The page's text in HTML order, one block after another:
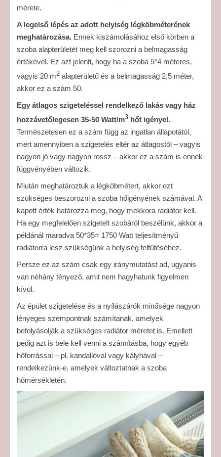
mérete.
A legelső lépés az adott helyiség légköbméterének
meghatározása. Ennek kiszámolásához első körben a
szoba alapterületét meg kell szorozni a belmagasság
értékével. Ez azt jelenti, hogy ha a szoba 5*4 méteres,
vagyis 20 m2 alapterületű és a belmagasság 2,5 méter,
akkor ez a szám 50.
Egy átlagos szigeteléssel rendelkező lakás vagy ház
hozzávetőlegesen 35-50 Watt/m3 hőt igényel.
Természetesen ez a szám függ az ingatlan állapotától,
mert amennyiben a szigetelés eltér az átlagostól – vagyis
nagyon jó vagy nagyon rossz – akkor ez a szám is ennek
függvényében változik.
Miután meghatároztuk a légköbmétert, akkor ezt
szükséges beszorozni a szoba hőigényének számával. A
kapott érték határozza meg, hogy mekkora radiátor kell.
Ha egy megfelelően szigetelt szobáról beszélünk, akkor a
példánál maradva 50*35= 1750 Watt teljesítményű
radiátorra lesz szükségünk a helyiség felfűtéséhez.
Persze ez az szám csak egy iránymutatást ad, ugyanis
van néhány tényező, amit nem hagyhatunk figyelmen
kívül.
Az épület szigetelése és a nyílászárók minősége nagyon
lényeges szempontnak számítanak, amelyek
befolyásolják a szükséges radiátor méretet is. Emellett
pedig azt is bele kell venni a számításba, hogy egyéb
hőforrással – pl. kandallóval vagy kályhával –
rendelkezünk-e, amelyek változtatnak a szoba
hőmérsékletén.